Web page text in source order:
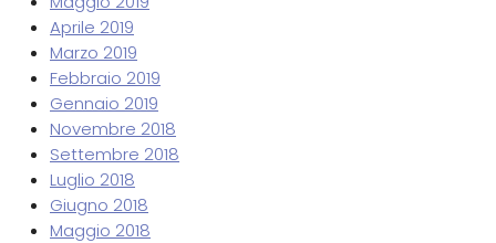
Aprile 2019
Marzo 2019
Febbraio 2019
Gennaio 2019
Novembre 2018
Settembre 2018
Luglio 2018
Giugno 2018
Maggio 2018